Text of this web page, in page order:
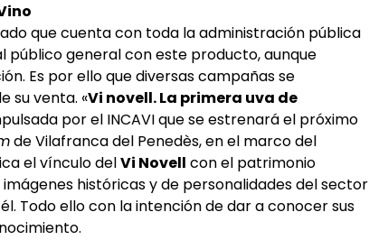
que cuenta con toda la administración pública
público general con este producto, aunque
Es por ello que diversas campañas se
su venta. «Vi novell. La primera uva de
por el INCAVI que se estrenará el próximo
de Vilafranca del Penedès, en el marco del
el vínculo delVi Novell con el patrimonio
históricas y de personalidades del sector
Todo ello con la intención de dar a conocer sus